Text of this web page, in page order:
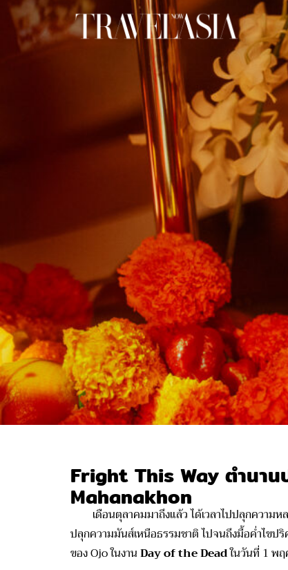
Fright This Way ตำนา
Mahanakhon
เดือนตุลาคมมาถึงแล้ว ได้เวลาไปปลุกความห
ปลุกความมันส์เหนือธรรมชาติ ไปจนถึงมื้อค่ำไขป
ของ Ojo ในงานDay of the Deadในวันที่ 1 พ